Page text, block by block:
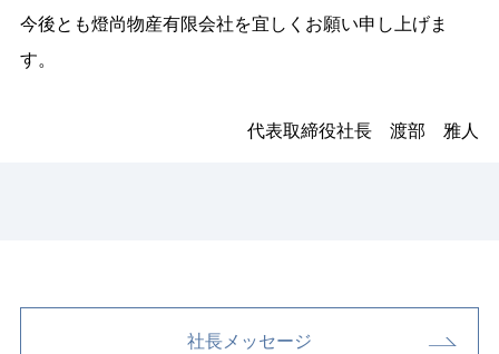
今後とも燈尚物産有限会社を宜しくお願い申し上げま
す。
代表取締役社長 渡部 雅人
社長メッセージ